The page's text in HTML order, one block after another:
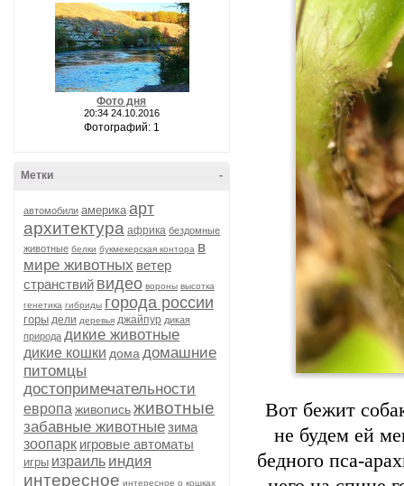
Фото дня
20:34 24.10.2016
Фотографий: 1
-
Метки
автомобили америка арт
архитектура африка бездомные
животные белки букмекерская контора в
мире животных ветер
странствий видео вороны высотка
генетика гибриды города россии
горы дели деревья джайпур дикая
природа дикие животные
дикие кошки дома домашние
питомцы
достопримечательности
европа живописьживотные
забавные животныезима
зоопарк игровые автоматы
игры израиль индия
интересное интересное о кошках
Вот бежит
не будем ей
бедного пса-